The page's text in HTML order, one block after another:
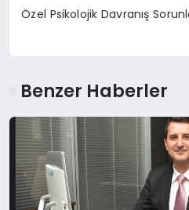
Özel Psikolojik Davranış
Benzer Haberler